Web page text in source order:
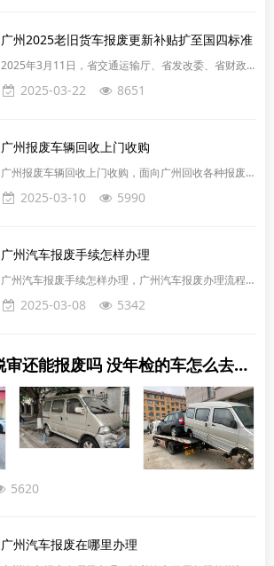
服务，包括预约报废、领取文件、指标更新、车牌保
留。2.‌拖车服务‌：提供省内拖车服务，确保车辆能够顺
利运送到回收站‌。3.‌解体手续办理‌：协助办理报废汽
广州2025老旧货车报废更新补贴扩至国四标准
2025年3月11日，省交通运输厅、省发改委、省财政
厅联合下发通知，推进2025年老旧营运货车报废更新
和新能源城市公交车及动力电池更新工作。老旧营运货
关文件。2025年广州新能源城市公交车及动力电池更
新补贴标准为：报废老旧城市公交车并购买符合条件的
新能源城市公交车，统一每辆车补贴8万元；对新能源
城市公
2025-03-22 8651
广州报废车辆回收上门收购
广州报废车辆回收上门收购，面向广州回收各种报废汽
车，异地车、废旧车辆，办理正规车辆报废手续，各类
汽车、商务车、吉普车、面包车、大巴车小巴车、工程
专业团队会直接到您指定地点，评估车辆情况，现场办
理手续，确保整个过程高效透明。无论是私家车、工程
车还是其他类型车辆，都能享受到这一服务。广州申请
报废所需资料：提
2025-03-10 5990
广州汽车报废手续怎样办理
广州汽车报废手续怎样办理，广州汽车报废办理流程如
下：‌提交报废申请‌：车主需将报废汽车交给具备资质的
报废汽车回收企业，并提供必要的资料，包括行驶证、
确认车辆钢印号无修改且状况正常后，开具《报废汽车
登记。‌注销登记‌：车辆管理所收到资料后，会出具《注
销
2025-03-08 5342
广州汽车已经脱审还能报废吗 没年检的车怎么去报废
5620
广州汽车报废在哪里办理